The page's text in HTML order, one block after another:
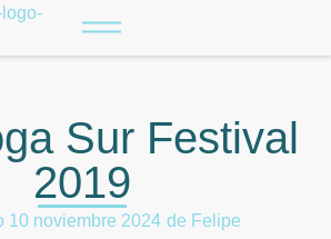
Sur Festival
2019
10 noviembre 2024 de Felipe